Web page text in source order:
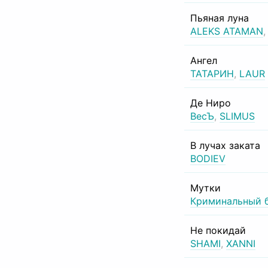
Пьяная луна
ALEKS ATAMAN,
Ангел
ТАТАРИН, LAUR
Де Ниро
ВесЪ, SLIMUS
В лучах заката
BODIEV
Мутки
Криминальный
Не покидай
SHAMI, XANNI